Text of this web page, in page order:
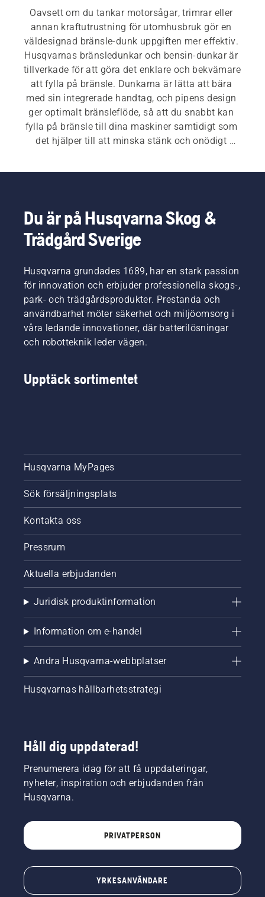
Oavsett om du tankar motorsågar, trimrar eller
annan kraftutrustning för utomhusbruk gör en
väldesignad bränsle-dunk uppgiften mer effektiv.
Husqvarnas bränsledunkar och bensin-dunkar är
tillverkade för att göra det enklare och bekvämare
att fylla på bränsle. Dunkarna är lätta att bära
med sin integrerade handtag, och pipens design
ger optimalt bränsleflöde, så att du snabbt kan
fylla på bränsle till dina maskiner samtidigt som
det hjälper till att minska stänk och onödigt
Du är på Husqvarna Skog &
Trädgård Sverige
Husqvarna grundades 1689, har en stark passion
för innovation och erbjuder professionella skogs-,
park- och trädgårdsprodukter. Prestanda och
användbarhet möter säkerhet och miljöomsorg i
våra ledande innovationer, där batterilösningar
och robotteknik leder vägen.
Upptäck sortimentet
Husqvarna MyPages
Sök försäljningsplats
Kontakta oss
Pressrum
Aktuella erbjudanden
Juridisk produktinformation
Information om e-handel
Andra Husqvarna-webbplatser
Husqvarnas hållbarhetsstrategi
Håll dig uppdaterad!
Prenumerera idag för att få uppdateringar,
nyheter, inspiration och erbjudanden från
Husqvarna.
PRIVATPERSON
YRKESANVÄNDARE